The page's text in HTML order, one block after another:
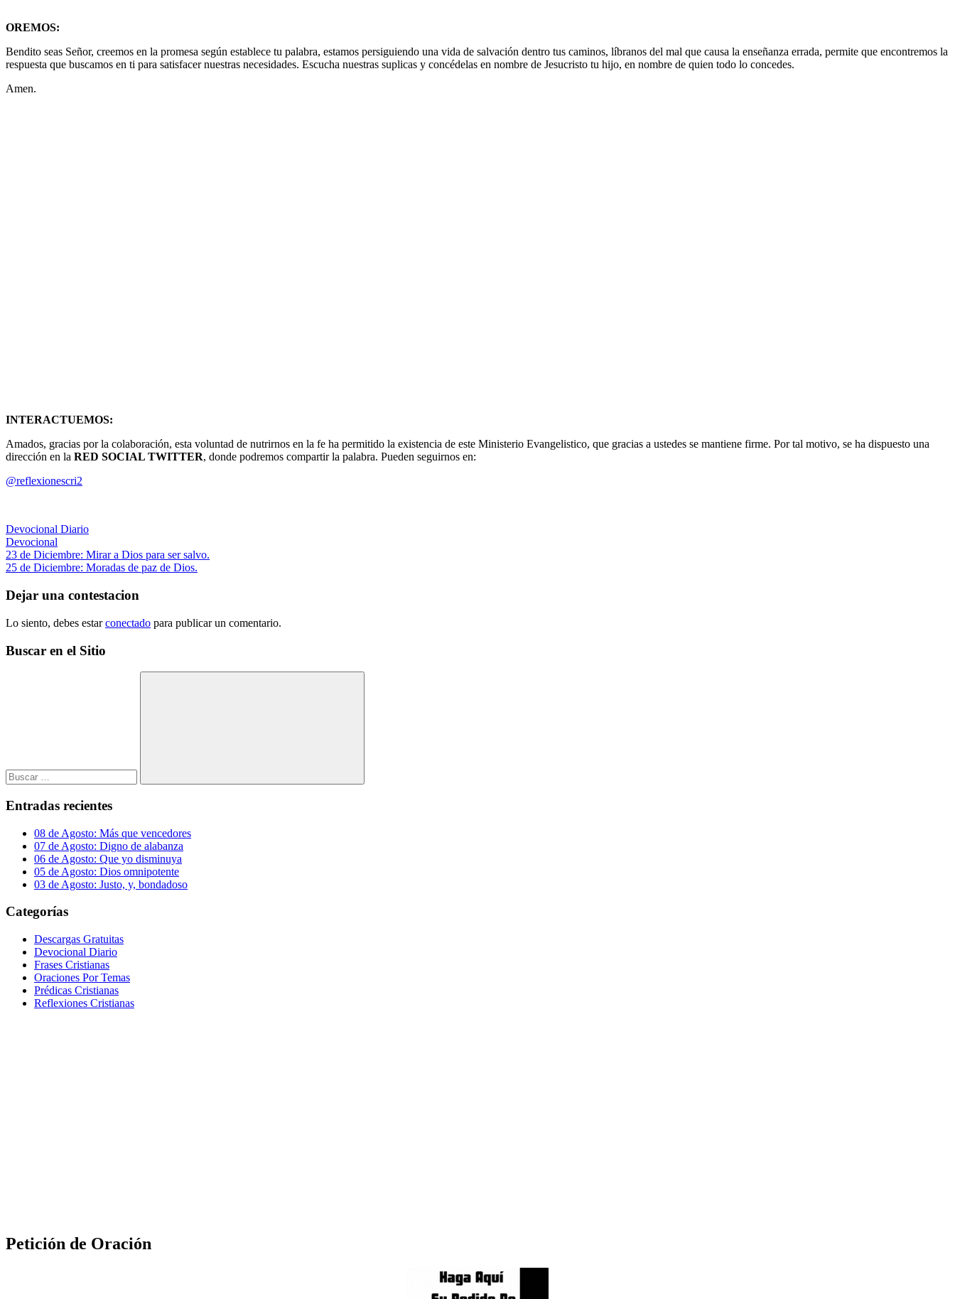
OREMOS:
Bendito seas Señor, creemos en la promesa según establece tu palabra, estamos persiguiendo una vida de salvación dentro tus caminos, líbranos del mal que causa la enseñanza errada, permite que encontremos la
respuesta que buscamos en ti para satisfacer nuestras necesidades. Escucha nuestras suplicas y concédelas en nombre de Jesucristo tu hijo, en nombre de quien todo lo concedes.
Amen.
INTERACTUEMOS:
Amados, gracias por la colaboración, esta voluntad de nutrirnos en la fe ha permitido la existencia de este Ministerio Evangelistico, que gracias a ustedes se mantiene firme. Por tal motivo, se ha dispuesto una
dirección en la RED SOCIAL TWITTER, donde podremos compartir la palabra. Pueden seguirnos en:
@reflexionescri2
Devocional Diario
Devocional
Navegación
de
entradas
Entrada
anterior:
23 de Diciembre: Mirar a Dios para ser salvo.
Siguiente
25 de Diciembre: Moradas de paz de Dios.
Dejar una contestacion
Lo siento, debes estarconectado para publicar un comentario.
Buscar en el Sitio
Buscar
Entradas recientes
08 de Agosto: Más que vencedores
07 de Agosto: Digno de alabanza
06 de Agosto: Que yo disminuya
05 de Agosto: Dios omnipotente
03 de Agosto: Justo, y, bondadoso
Categorías
Descargas Gratuitas
Devocional Diario
Frases Cristianas
Oraciones Por Temas
Prédicas Cristianas
Reflexiones Cristianas
Petición de Oración